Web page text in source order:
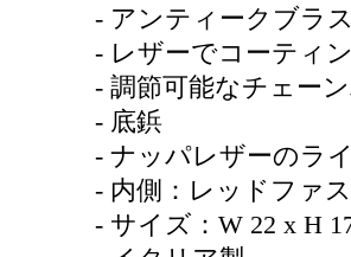
- アンティークブラ
- レザーでコーティ
- 調節可能なチェー
- 底鋲
- ナッパレザーのラ
- 内側：レッドファ
- サイズ：W 22 x H